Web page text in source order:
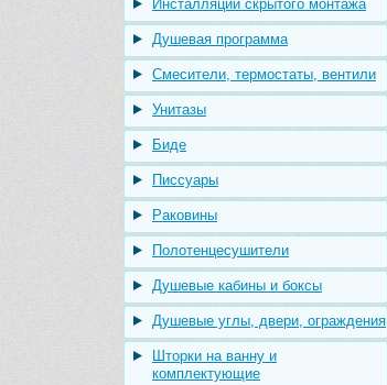
Инсталляции скрытого монтажа
Душевая программа
Смесители, термостаты, вентили
Унитазы
Биде
Писсуары
Раковины
Полотенцесушители
Душевые кабины и боксы
Душевые углы, двери, ограждения
Шторки на ванну и
комплектующие